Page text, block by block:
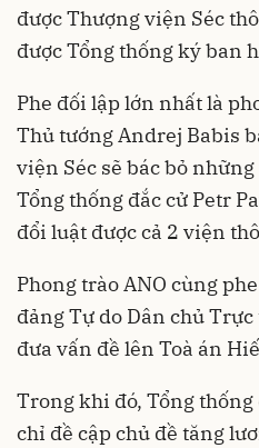
được Thượng viện Séc
được Tổng thống ký ban
Phe đối lập lớn nhất là
Thủ tướng Andrej Babis
viện Séc sẽ bác bỏ
Tổng thống đắc cử Petr
đổi luật được cả 2 viện
Phong trào ANO cùng
đảng Tự do Dân chủ Trực
đưa vấn đề lên Toà án
Trong khi đó, Tổng thống
chỉ đề cập chủ đề tăng